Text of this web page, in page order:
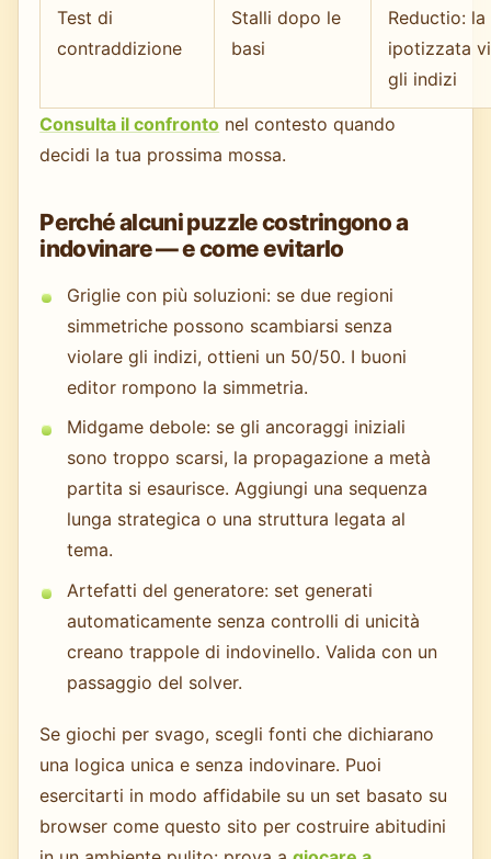
Test di
contraddizione
Stalli dopo le
basi
Reductio:
ipotizzata
gli indizi
Consulta il confronto nel contesto quando
decidi la tua prossima mossa.
Perché alcuni puzzle costringono a
indovinare — e come evitarlo
Griglie con più soluzioni: se due regioni
simmetriche possono scambiarsi senza
violare gli indizi, ottieni un 50/50. I buoni
editor rompono la simmetria.
Midgame debole: se gli ancoraggi iniziali
sono troppo scarsi, la propagazione a metà
partita si esaurisce. Aggiungi una sequenza
lunga strategica o una struttura legata al
tema.
Artefatti del generatore: set generati
automaticamente senza controlli di unicità
creano trappole di indovinello. Valida con un
passaggio del solver.
Se giochi per svago, scegli fonti che dichiarano
una logica unica e senza indovinare. Puoi
esercitarti in modo affidabile su un set basato su
browser come questo sito per costruire abitudini